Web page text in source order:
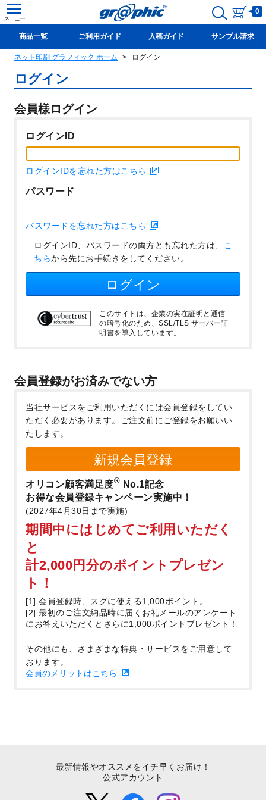
0
商品一覧 ご利用ガイド 入稿ガイド サンプル請求
新規会員登録(無料)
ネット印刷 グラフィック ホーム ログイン
ログイン
会員様ログイン
ログインID
ログインIDを忘れた方はこちら
パスワード
パスワードを忘れた方はこちら
ログインID、パスワードの両方とも忘れた方は、 こ
ちらから先にお手続きをしてください。
ログイン
このサイトは、企業の実在証明と通信
の暗号化のため、SSL/TLS サーバー証
明書を導入しています。
会員登録がお済みでない方
当社サービスをご利用いただくには会員登録をしてい
ただく必要があります。
ご注文前にご登録をお願いい
たします。
新規会員登録
オリコン顧客満足度® No.1記念
お得な会員登録キャンペーン実施中！
(2027年4月30日まで実施)
期間中にはじめてご利用いただく
と
計2,000円分のポイントプレゼン
ト！
[1] 会員登録時、スグに使える1,000ポイント。
[2] 最初のご注文納品時に届くお礼メールのアンケート
にお答えいただくとさらに1,000ポイントプレゼント！
その他にも、さまざまな特典・サービスをご用意して
おります。
会員のメリットはこちら
最新情報やオススメをイチ早くお届け！
公式アカウント